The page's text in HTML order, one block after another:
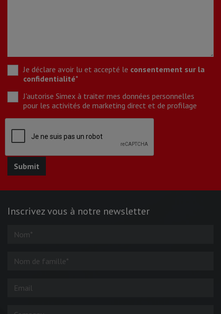
Je déclare avoir lu et accepté le consentement sur la
confidentialité*
J'autorise Simex à traiter mes données personnelles
pour les activités de marketing direct et de profilage
Inscrivez vous à notre newsletter